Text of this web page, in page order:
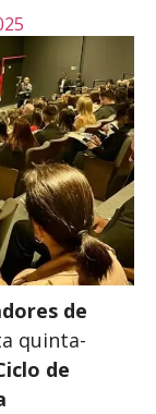
de
quinta-
de